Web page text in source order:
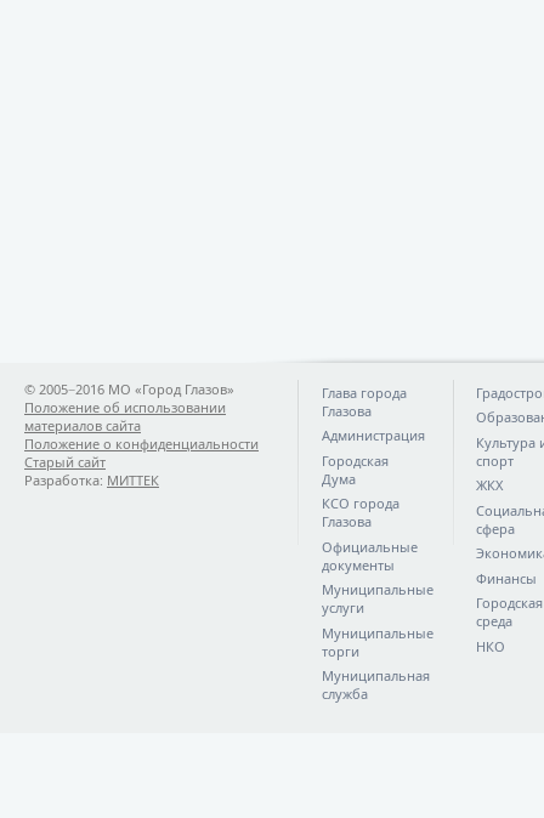
© 2005−2016 МО «Город Глазов»
Положение об использовании
материалов сайта
Положение о конфиденциальности
Старый сайт
Разработка: МИТТЕК
Глава города
Глазова
Администрация
Городская
Дума
КСО города
Глазова
Официальные
документы
Муниципальные
услуги
Муниципальные
торги
Муниципальная
служба
Культура
спорт
ЖКХ
сфера
Финансы
Городская
среда
НКО